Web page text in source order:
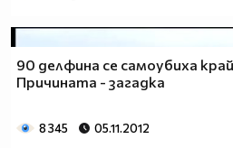
90 делфина се самоубиха
Причината - загадка
8 345 05.11.2012